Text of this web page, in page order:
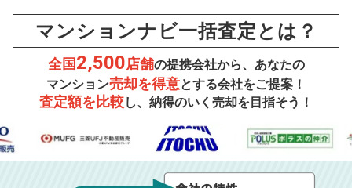
マンションナビ一括査定とは？
全国2,500店舗の提携会社から、あなたの
マンション売却を得意とする会社をご提案！
査定額を比較し、納得のいく売却を目指そう！